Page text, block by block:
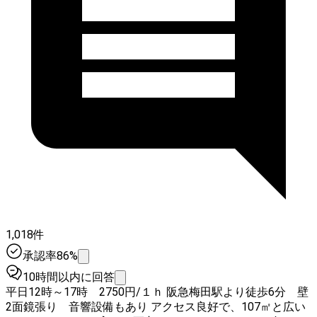
1,018件
承認率86%
10時間以内に回答
平日12時～17時 2750円/１ｈ 阪急梅田駅より徒歩6分 壁
2面鏡張り 音響設備もあり アクセス良好で、107㎡と広い